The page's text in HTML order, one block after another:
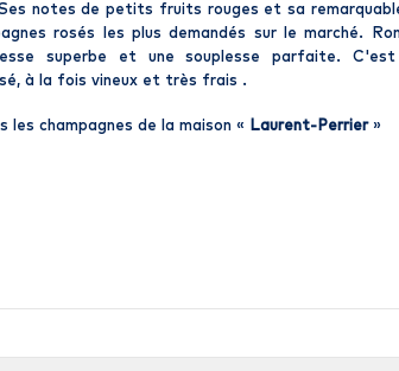
notes de petits fruits rouges et sa
rosés les plus demandés sur le marché.
superbe et une souplesse parfaite.
à la fois vineux et très frais .
les champagnes de la maison « Laurent-Perrier»